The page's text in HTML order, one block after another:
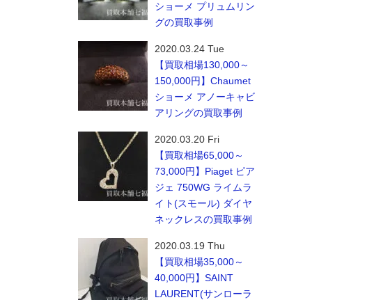
ショーメ プリュムリン
グの買取事例
2020.03.24 Tue
【買取相場130,000～
150,000円】Chaumet
ショーメ アノーキャビ
アリングの買取事例
2020.03.20 Fri
【買取相場65,000～
73,000円】Piaget ピア
ジェ 750WG ライムラ
イト(スモール) ダイヤ
ネックレスの買取事例
2020.03.19 Thu
【買取相場35,000～
40,000円】SAINT
LAURENT(サンローラ